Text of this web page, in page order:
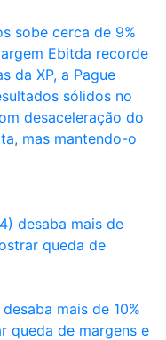
sobe cerca de 9%
Ebitda recorde
da XP, a Pague
sólidos no
desaceleração do
mas mantendo-o
mais de 10%
queda de margens e